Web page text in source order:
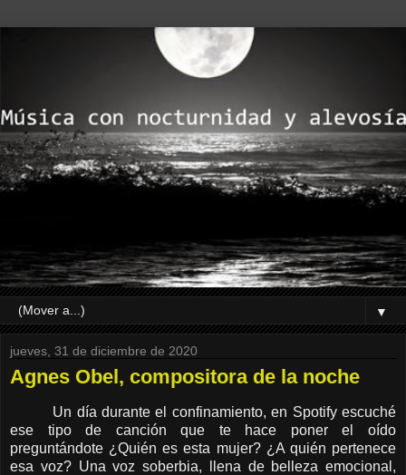
▼
jueves, 31 de diciembre de 2020
Agnes Obel, compositora de la noche
Un día durante el confinamiento, en Spotify escuché
ese tipo de canción que te hace poner el oído
preguntándote ¿Quién es esta mujer? ¿A quién pertenece
esa voz? Una voz soberbia, llena de belleza emocional,